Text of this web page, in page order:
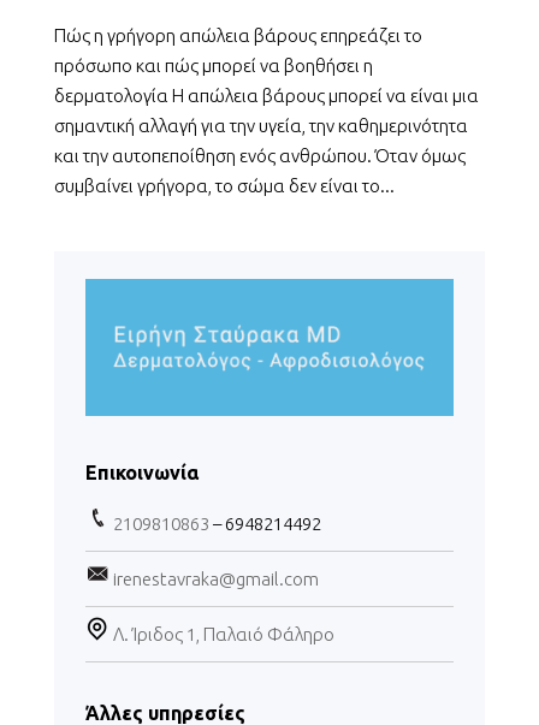
Πώς η γρήγορη απώλεια βάρους επηρεάζει το
πρόσωπο και πώς μπορεί να βοηθήσει η
δερματολογία Η απώλεια βάρους μπορεί να είναι μια
σημαντική αλλαγή για την υγεία, την καθημερινότητα
και την αυτοπεποίθηση ενός ανθρώπου. Όταν όμως
συμβαίνει γρήγορα, το σώμα δεν είναι το...
Επικοινωνία
2109810863 – 6948214492
irenestavraka@gmail.com
Λ. Ίριδος 1, Παλαιό Φάληρο
Άλλες υπηρεσίες